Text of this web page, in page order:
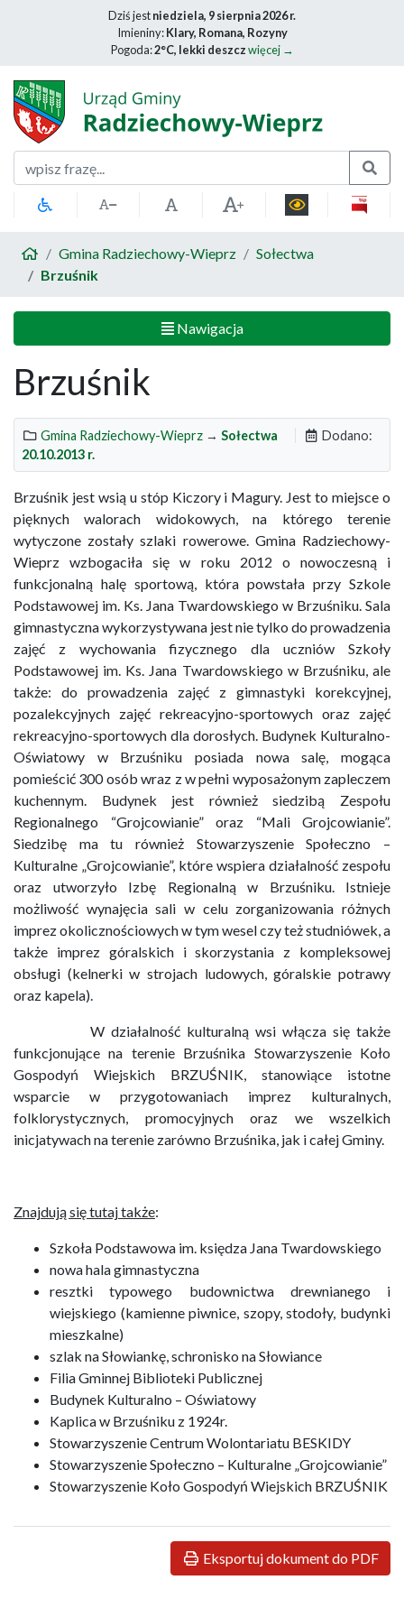
Dziś jestniedziela, 9 sierpnia 2026 r.
Imieniny:Klary, Romana, Rozyny
Pogoda:2°C, lekki deszczwięcej →
Szukaj
Gmina Radziechowy-Wieprz
Sołectwa
Brzuśnik
Nawigacja
Brzuśnik
Gmina Radziechowy-Wieprz → Sołectwa
Dodano:
20.10.2013 r.
Brzuśnik jest wsią u stóp Kiczory i Magury. Jest to miejsce o
pięknych walorach widokowych, na którego terenie
wytyczone zostały szlaki rowerowe. Gmina Radziechowy-
Wieprz wzbogaciła się w roku 2012 o nowoczesną i
funkcjonalną halę sportową, która powstała przy Szkole
Podstawowej im. Ks. Jana Twardowskiego w Brzuśniku. Sala
gimnastyczna wykorzystywana jest nie tylko do prowadzenia
zajęć z wychowania fizycznego dla uczniów Szkoły
Podstawowej im. Ks. Jana Twardowskiego w Brzuśniku, ale
także: do prowadzenia zajęć z gimnastyki korekcyjnej,
pozalekcyjnych zajęć rekreacyjno-sportowych oraz zajęć
rekreacyjno-sportowych dla dorosłych. Budynek Kulturalno-
Oświatowy w Brzuśniku posiada nowa salę, mogąca
pomieścić 300 osób wraz z w pełni wyposażonym zapleczem
kuchennym. Budynek jest również siedzibą Zespołu
Regionalnego “Grojcowianie” oraz “Mali Grojcowianie”.
Siedzibę ma tu również Stowarzyszenie Społeczno –
Kulturalne „Grojcowianie”, które wspiera działalność zespołu
oraz utworzyło Izbę Regionalną w Brzuśniku. Istnieje
możliwość wynajęcia sali w celu zorganizowania różnych
imprez okolicznościowych w tym wesel czy też studniówek, a
także imprez góralskich i skorzystania z kompleksowej
obsługi (kelnerki w strojach ludowych, góralskie potrawy
oraz kapela).
W działalność kulturalną wsi włącza się także
funkcjonujące na terenie Brzuśnika Stowarzyszenie Koło
Gospodyń Wiejskich BRZUŚNIK, stanowiące istotne
wsparcie w przygotowaniach imprez kulturalnych,
folklorystycznych, promocyjnych oraz we wszelkich
inicjatywach na terenie zarówno Brzuśnika, jak i całej Gminy.
Znajdują się tutaj także:
Szkoła Podstawowa im. księdza Jana Twardowskiego
nowa hala gimnastyczna
resztki typowego budownictwa drewnianego i
wiejskiego (kamienne piwnice, szopy, stodoły, budynki
mieszkalne)
szlak na Słowiankę, schronisko na Słowiance
Filia Gminnej Biblioteki Publicznej
Budynek Kulturalno – Oświatowy
Kaplica w Brzuśniku z 1924r.
Stowarzyszenie Centrum Wolontariatu BESKIDY
Stowarzyszenie Społeczno – Kulturalne „Grojcowianie”
Stowarzyszenie Koło Gospodyń Wiejskich BRZUŚNIK
Eksportuj dokument do PDF